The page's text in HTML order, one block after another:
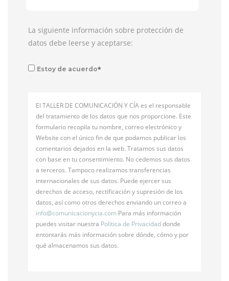
La siguiente información sobre protección de
datos debe leerse y aceptarse:
Estoy de acuerdo*
El TALLER DE COMUNICACIÓN Y CÍA es el responsable
del tratamiento de los datos que nos proporcione. Este
formulario recopila tu nombre, correo electrónico y
Website con el único fin de que podamos publicar los
comentarios dejados en la web. Tratamos sus datos
con base en tu consentimiento. No cedemos sus datos
a terceros. Tampoco realizamos transferencias
internacionales de sus datos. Puede ejercer sus
derechos de acceso, rectificación y supresión de los
datos, así como otros derechos enviando un correo a
info@comunicacionycia.com Para más información
puedes visitar nuestra Política de Privacidaddonde
entontarás más información sobre dónde, cómo y por
qué almacenamos sus datos.